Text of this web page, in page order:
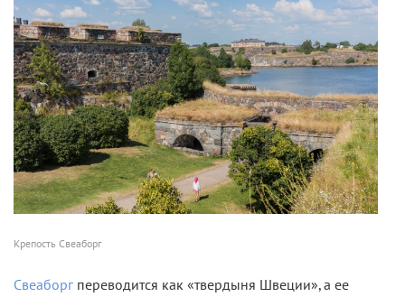
Крепость Свеаборг
Свеаборг переводится как «твердыня Швеции», а ее